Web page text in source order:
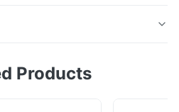
van Cs/Pijp Milde Koolstof
Products